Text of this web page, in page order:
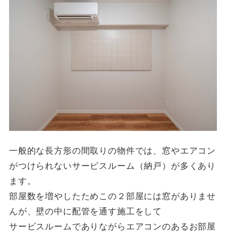
一般的な長方形の間取りの物件では、窓やエアコン
がつけられないサービスルーム（納戸）が多くあり
ます。
部屋数を増やしたためこの２部屋には窓がありませ
んが、壁の中に配管を通す施工をして
サービスルームでありながらエアコンのあるお部屋